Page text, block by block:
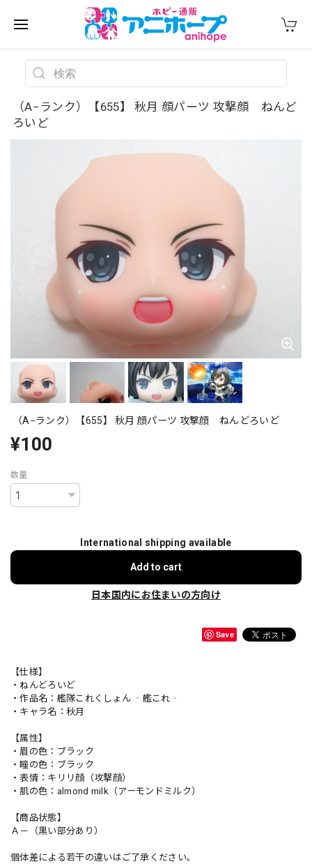
（A−ランク）【655】 秋月 顔パーツ 攻撃顔 ねんど
ろいど
（A−ランク）【655】 秋月 顔パーツ 攻撃顔 ねんどろいど
¥100
数量
International shipping available
Add to cart
日本国内にお住まいの方向け
Save
【仕様】
・ねんどろいど
・作品名：艦隊これくしょん ‐艦これ‐
・キャラ名：秋月
【属性】
・眉の色：ブラック
・瞳の色：ブラック
・表情：キリリ顔（攻撃顔）
・肌の色：almond milk（アーモンドミルク）
【商品状態】
Ａ－（黒い部分あり）
個体差による若干の違いはご了承ください。